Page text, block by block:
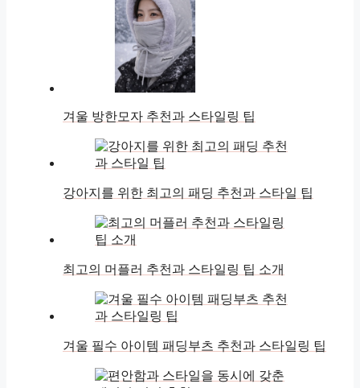
겨울 방한모자 추천과 스타일링 팁
강아지를 위한 최고의 패딩 추천과 스타일 팁
최고의 머플러 추천과 스타일링 팁 소개
겨울 필수 아이템 패딩부츠 추천과 스타일링 팁